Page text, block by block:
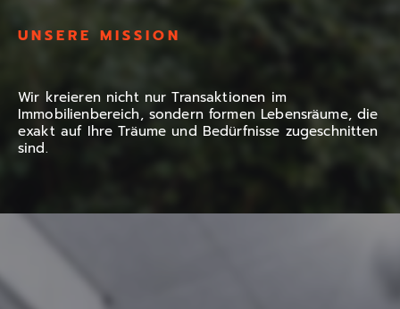
UNSERE MISSION
Wir kreieren nicht nur Transaktionen im
Immobilienbereich, sondern formen Lebensräume, die
exakt auf Ihre Träume und Bedürfnisse zugeschnitten
sind.